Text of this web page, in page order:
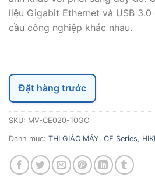
liệu Gigabit Ethernet và USB
cầu công nghiệp khác nhau.
Đặt hàng trước
SKU: MV-CE020-10GC
Danh mục: THỊ GIÁC MÁY, CE Series,